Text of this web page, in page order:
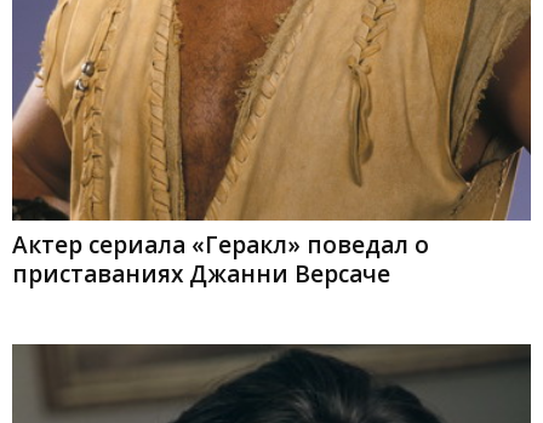
Актер сериала «Геракл» поведал о
приставаниях Джанни Версаче